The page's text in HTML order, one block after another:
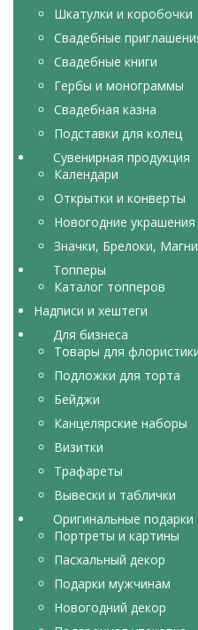
Шкатулки и коробочки
Свадебные
Свадебные книги
Гербы и монограммы
Свадебная казна
Подставки для колец
Сувенирная продукция
Календари
Открытки и конверты
Новогодние украшения
Значки, Брелоки,
Топперы
Каталог топперов
Надписи и хештеги
Для бизнеса
Товары для
Подложки для торта
Бейджи
Канцелярские наборы
Визитки
Трафареты
Вывески и таблички
Оригинальные подарки
Портреты и картины
Пасхальный декор
Подарки мужчинам
Новогодний декор